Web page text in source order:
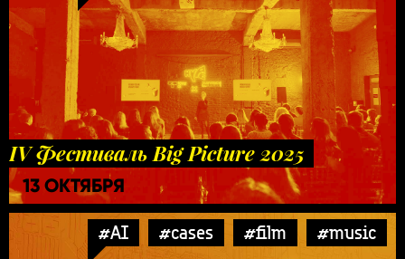
IV Фестиваль Big Picture 2025
13 ОКТЯБРЯ
#AI #cases #film #music